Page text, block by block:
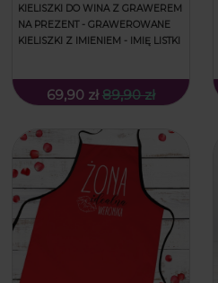
KIELISZKI DO WINA Z GRAWEREM
NA PREZENT - GRAWEROWANE
KIELISZKI Z IMIENIEM - IMIĘ LISTKI
69,90 zł 89,90 zł